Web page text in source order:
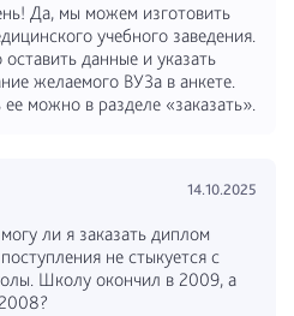
Да, мы можем изготовить
учебного заведения.
данные и указать
желаемого ВУЗа в анкете.
ее можно в разделе «заказать».
14.10.2025
ли я заказать диплом
не стыкуется с
Школу окончил в 2009, а